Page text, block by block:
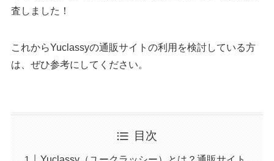
査しました！
これからYuclassyの通販サイトの利用を検討している方
は、ぜひ参考にしてください。
目次